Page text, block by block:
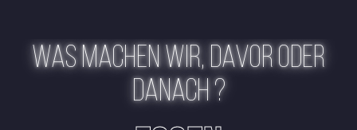
WAS MACHEN WIR, DAVOR ODER
DANACH ?